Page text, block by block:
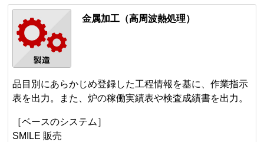
金属加工（高周波熱処理）
品目別にあらかじめ登録した工程情報を基に、作業指示
表を出力。また、炉の稼働実績表や検査成績書を出力。
［ベースのシステム］
SMILE 販売